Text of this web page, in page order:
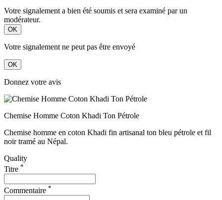
Votre signalement a bien été soumis et sera examiné par un
modérateur.
OK
Votre signalement ne peut pas être envoyé
OK
Donnez votre avis
Chemise Homme Coton Khadi Ton Pétrole
Chemise homme en coton Khadi fin artisanal ton bleu pétrole et fil
noir tramé au Népal.
Quality
Titre *
Commentaire *